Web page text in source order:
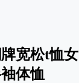
宽松t恤女
体恤